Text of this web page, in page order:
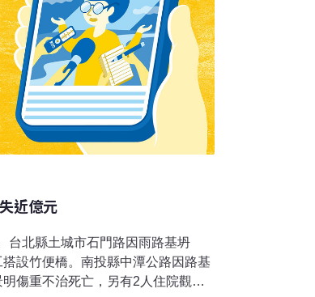
近億元
台北縣土城市石門路因雨路基坍
設竹便橋。南投縣中潭公路因路基
傷重不治死亡，另有2人住院觀察